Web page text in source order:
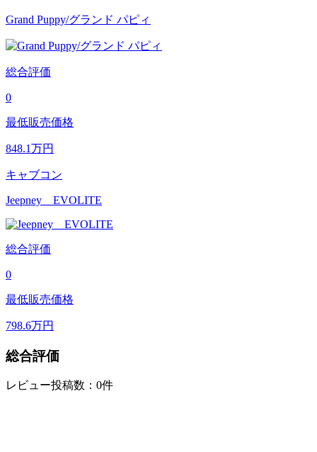
Grand Puppy/グランド パピィ
総合評価
0
最低販売価格
848.1万円
キャブコン
Jeepney EVOLITE
総合評価
0
最低販売価格
798.6万円
総合評価
レビュー投稿数：0件